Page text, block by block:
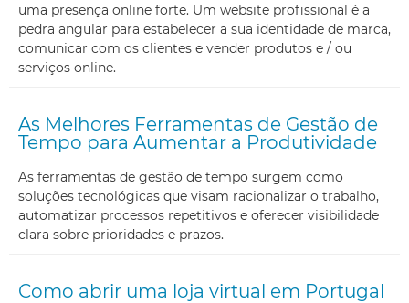
uma presença online forte. Um website profissional é a
pedra angular para estabelecer a sua identidade de marca,
comunicar com os clientes e vender produtos e / ou
serviços online.
As Melhores Ferramentas de Gestão de
Tempo para Aumentar a Produtividade
As ferramentas de gestão de tempo surgem como
soluções tecnológicas que visam racionalizar o trabalho,
automatizar processos repetitivos e oferecer visibilidade
clara sobre prioridades e prazos.
Como abrir uma loja virtual em Portugal